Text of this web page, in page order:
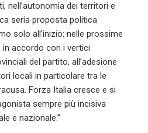
nell’autonomia dei territori e
seria proposta politica
solo all’inizio: nelle prossime
accordo con i vertici
del partito, all’adesione
locali in particolare tra le
Forza Italia cresce e si
sempre più incisiva
e nazionale.”